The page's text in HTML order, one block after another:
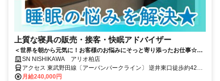
上質な寝具の販売・接客・快眠アドバイザー
＜世界を朝から元気に！お客様のお悩みにそっと寄り添ったお仕事☆＞
月給＋インセンも◎ネトフリ無料などユニークな福利厚生も♪
SN NISHIKAWA アリオ柏店
アクセス 東武野田線〔アーバンパークライン〕 逆井東口徒歩約42
分、東武野田線〔アーバンパークライン〕 高柳西口徒歩約46分、東
月給240,000円